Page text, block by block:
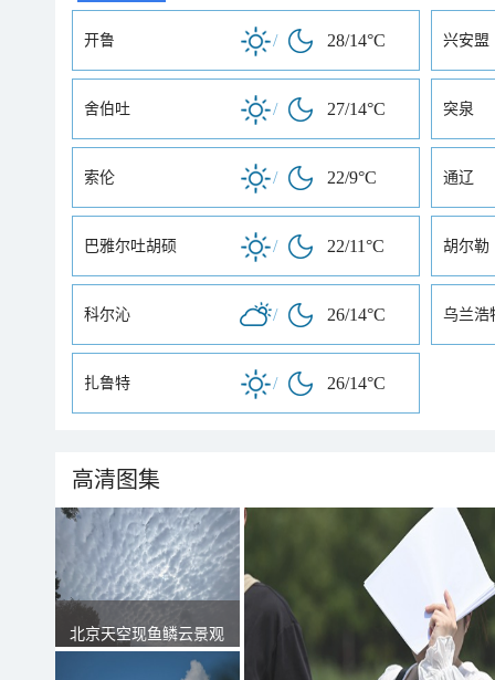
开鲁 / 28/14°C 兴安盟
舍伯吐 / 27/14°C 突泉
索伦 / 22/9°C 通辽
巴雅尔吐胡硕 / 22/11°C 胡尔勒
科尔沁 / 26/14°C 乌兰浩
扎鲁特 / 26/14°C
高清图集
北京天空现鱼鳞云景观